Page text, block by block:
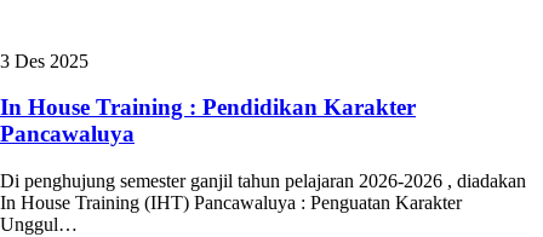
3 Des 2025
In House Training : Pendidikan Karakter
Pancawaluya
Di penghujung semester ganjil tahun pelajaran 2026-2026 , diadakan
In House Training (IHT) Pancawaluya : Penguatan Karakter
Unggul…